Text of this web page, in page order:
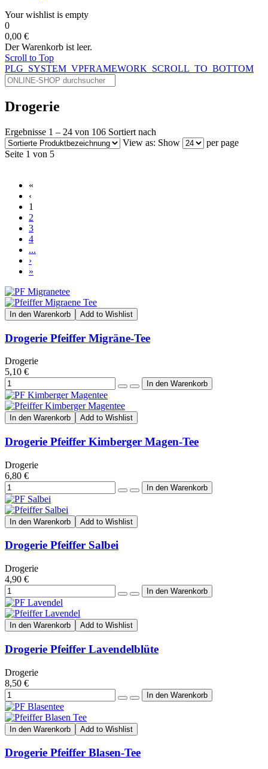
Your wishlist is empty
0
0,00 €
Der Warenkorb ist leer.
Scroll to Top
PLG_SYSTEM_VPFRAMEWORK_SCROLL_TO_BOTTOM
Drogerie
Ergebnisse 1 – 24 von 106 Sortiert nach
View as: Show
per page
Seite 1 von 5
«
‹
1
2
3
4
...
›
»
In den Warenkorb Add to Wishlist
Drogerie Pfeiffer Migräne-Tee
Drogerie
5,10 €
In den Warenkorb Add to Wishlist
Drogerie Pfeiffer Kimberger Magen-Tee
Drogerie
6,80 €
In den Warenkorb Add to Wishlist
Drogerie Pfeiffer Salbei
Drogerie
4,90 €
In den Warenkorb Add to Wishlist
Drogerie Pfeiffer Lavendelblüte
Drogerie
8,50 €
In den Warenkorb Add to Wishlist
Drogerie Pfeiffer Blasen-Tee